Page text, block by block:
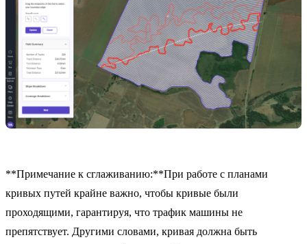
**Примечание к сглаживанию:**При работе с планами
кривых путей крайне важно, чтобы кривые были
проходящими, гарантируя, что трафик машины не
препятствует. Другими словами, кривая должна быть